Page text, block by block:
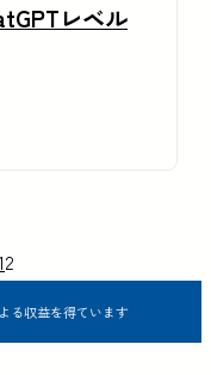
レベル
2
る収益を得ています